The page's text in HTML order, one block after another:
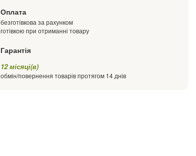
Оплата
безготівкова за рахунком
готівкою при отриманні товару
Гарантія
12 місяці(в)
обмін/повернення товарів протягом 14 днів